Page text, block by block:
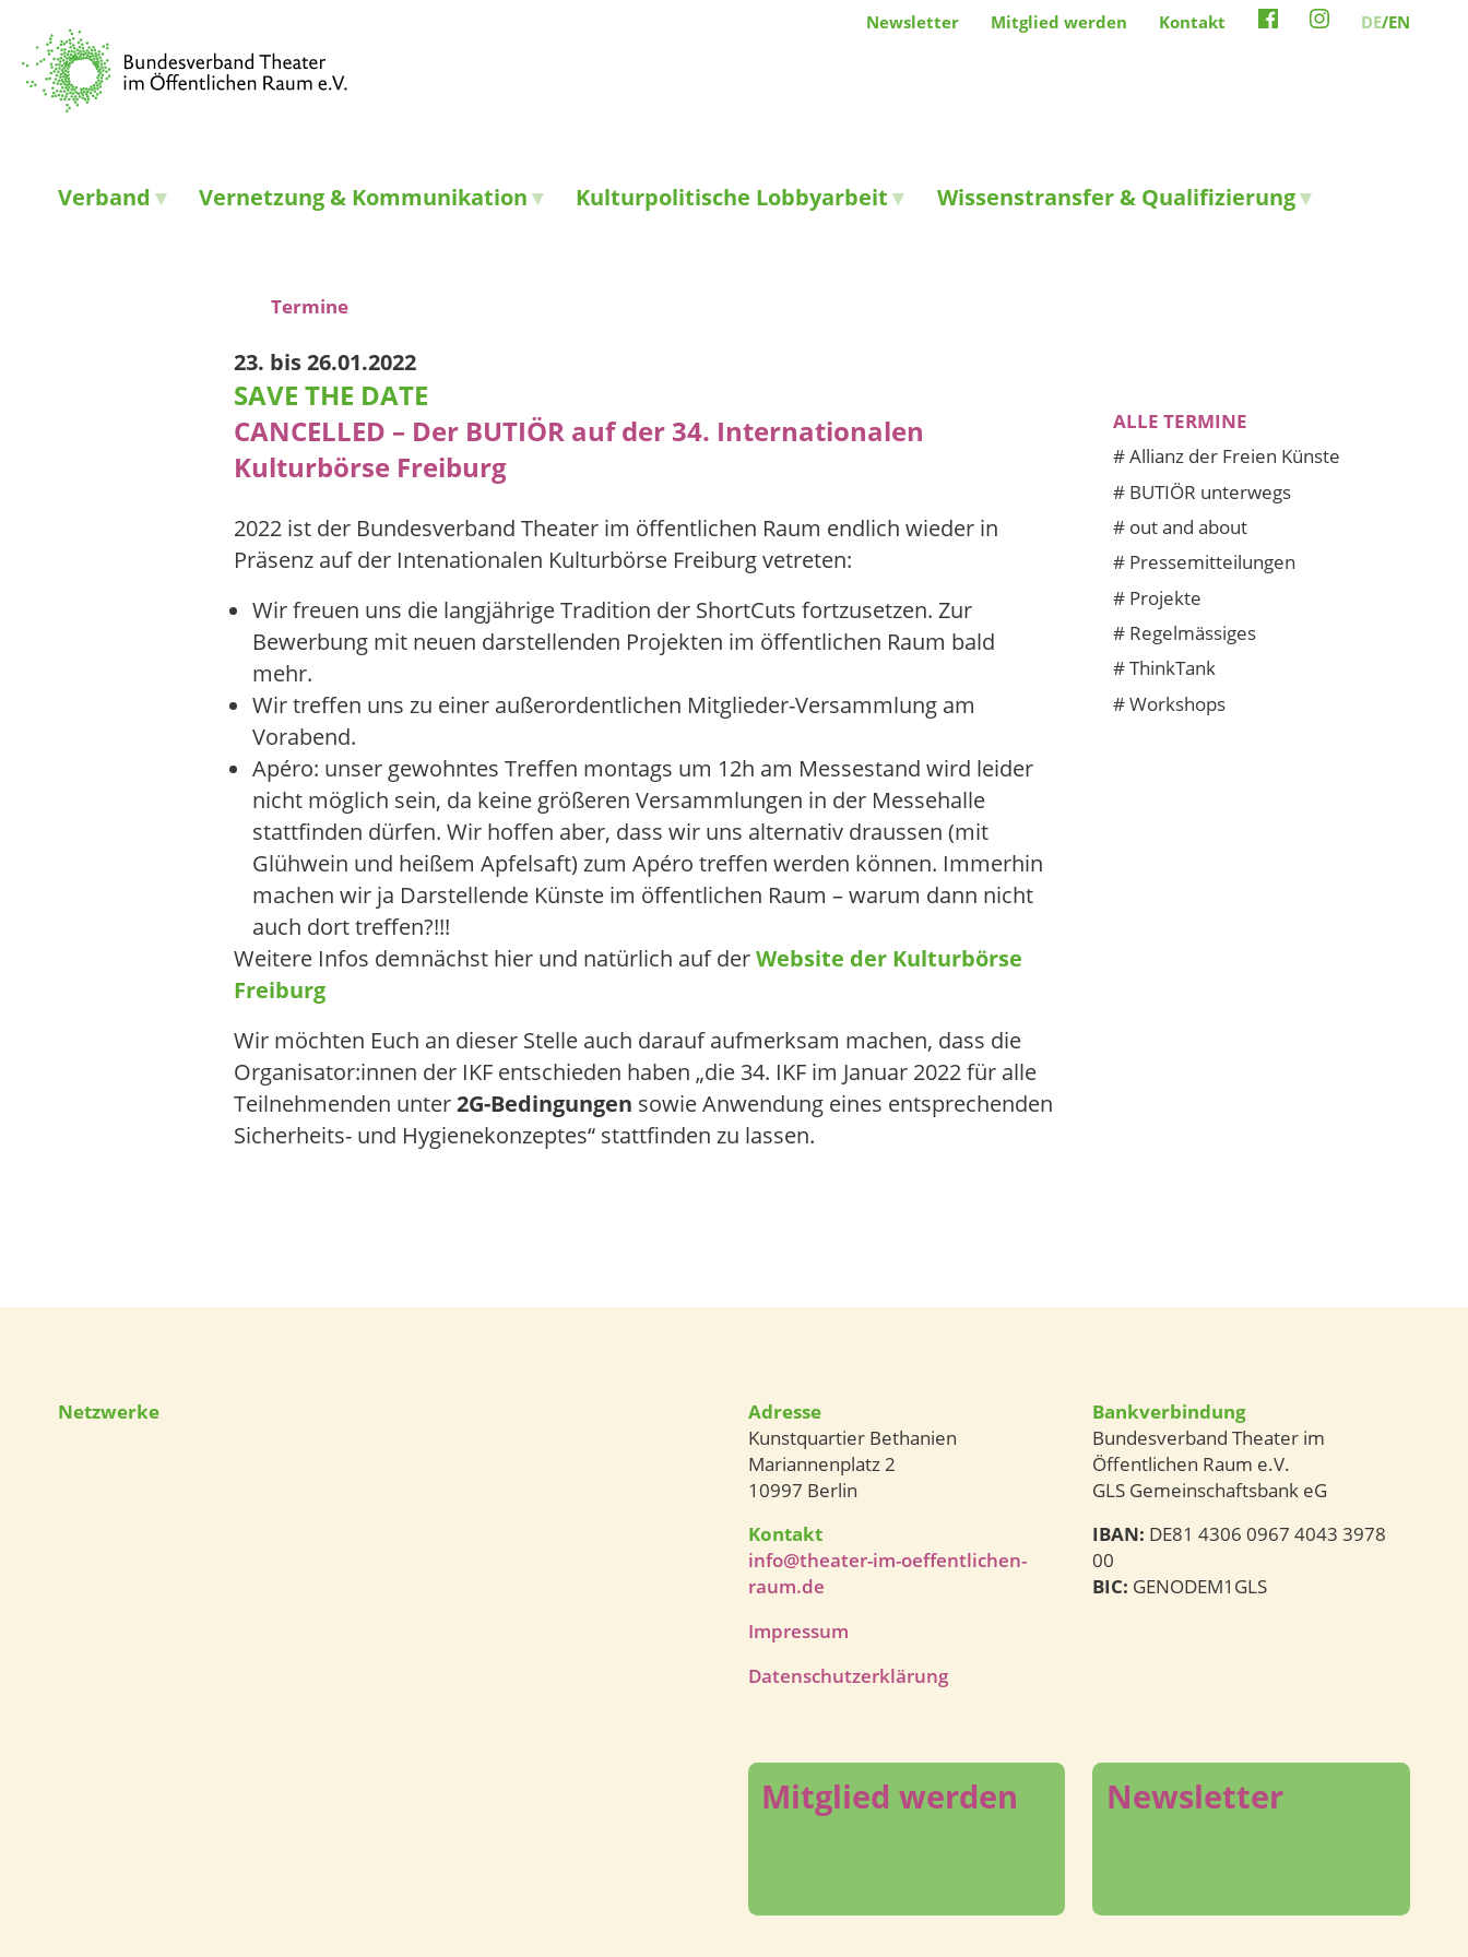
Newsletter Mitglied werden Kontakt DE/EN
Verband Vernetzung & Kommunikation Kulturpolitische Lobbyarbeit Wissenstransfer & Qualifizierung
Termine
23. bis 26.01.2022
SAVE THE DATE
CANCELLED – Der BUTIÖR auf der 34. Internationalen
Kulturbörse Freiburg
2022 ist der Bundesverband Theater im öffentlichen Raum endlich wieder in
Präsenz auf der Intenationalen Kulturbörse Freiburg vetreten:
Wir freuen uns die langjährige Tradition der ShortCuts fortzusetzen. Zur
Bewerbung mit neuen darstellenden Projekten im öffentlichen Raum bald
mehr.
Wir treffen uns zu einer außerordentlichen Mitglieder-Versammlung am
Vorabend.
Apéro: unser gewohntes Treffen montags um 12h am Messestand wird leider
nicht möglich sein, da keine größeren Versammlungen in der Messehalle
stattfinden dürfen. Wir hoffen aber, dass wir uns alternativ draussen (mit
Glühwein und heißem Apfelsaft) zum Apéro treffen werden können. Immerhin
machen wir ja Darstellende Künste im öffentlichen Raum – warum dann nicht
auch dort treffen?!!!
Weitere Infos demnächst hier und natürlich auf derWebsite der Kulturbörse
Freiburg
Wir möchten Euch an dieser Stelle auch darauf aufmerksam machen, dass die
Organisator:innen der IKF entschieden haben „die 34. IKF im Januar 2022 für alle
Teilnehmenden unter2G-Bedingungen sowie Anwendung eines entsprechenden
Sicherheits- und Hygienekonzeptes“ stattfinden zu lassen.
ALLE TERMINE
#Allianz der Freien Künste
# BUTIÖR unterwegs
# out and about
# Pressemitteilungen
# Projekte
# Regelmässiges
#ThinkTank
#Workshops
Netzwerke
Adresse
Kunstquartier Bethanien
Mariannenplatz 2
10997 Berlin
Kontakt
info@theater-im-oeffentlichen-
raum.de
Impressum
Datenschutzerklärung
Bankverbindung
Bundesverband Theater im
Öffentlichen Raum e.V.
GLS Gemeinschaftsbank eG
IBAN: DE81 4306 0967 4043 3978
00
BIC: GENODEM1GLS
Mitglied werden Newsletter